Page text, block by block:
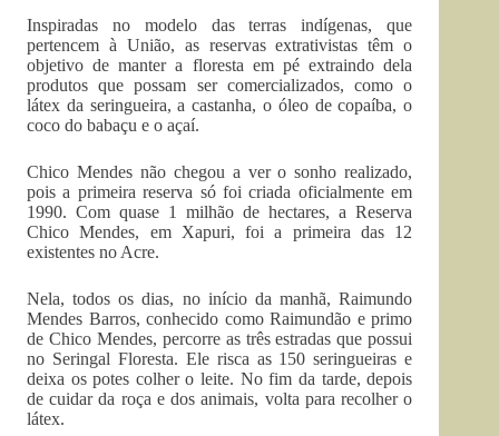
Inspiradas no modelo das terras indígenas, que
pertencem à União, as reservas extrativistas têm o
objetivo de manter a floresta em pé extraindo dela
produtos que possam ser comercializados, como o
látex da seringueira, a castanha, o óleo de copaíba, o
coco do babaçu e o açaí.
Chico Mendes não chegou a ver o sonho realizado,
pois a primeira reserva só foi criada oficialmente em
1990. Com quase 1 milhão de hectares, a Reserva
Chico Mendes, em Xapuri, foi a primeira das 12
existentes no Acre.
Nela, todos os dias, no início da manhã, Raimundo
Mendes Barros, conhecido como Raimundão e primo
de Chico Mendes, percorre as três estradas que possui
no Seringal Floresta. Ele risca as 150 seringueiras e
deixa os potes colher o leite. No fim da tarde, depois
de cuidar da roça e dos animais, volta para recolher o
látex.